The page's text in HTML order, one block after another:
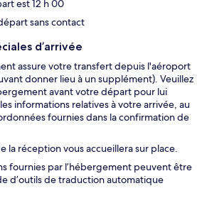
est 12 h 00
sans contact
d’arrivée
assure votre transfert depuis l'aéroport
donner lieu à un supplément). Veuillez
avant votre départ pour lui
informations relatives à votre arrivée, au
fournies dans la confirmation de
la réception vous accueillera sur place.
fournies par l’hébergement peuvent être
d’outils de traduction automatique